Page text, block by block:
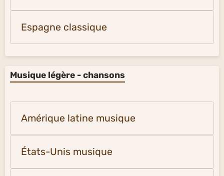
Espagne classique
Musique légère - chansons
Amérique latine musique
États-Unis musique